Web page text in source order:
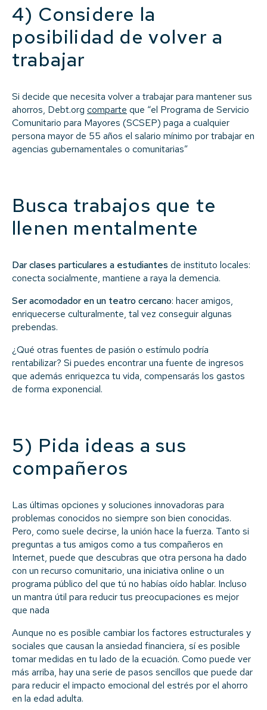
4) Considere la
posibilidad de volver a
trabajar
Si decide que necesita volver a trabajar para mantener sus
ahorros, Debt.org comparte que “el Programa de Servicio
Comunitario para Mayores (SCSEP) paga a cualquier
persona mayor de 55 años el salario mínimo por trabajar en
agencias gubernamentales o comunitarias”
Busca trabajos que te
llenen mentalmente
Dar clases particulares a estudiantes de instituto locales:
conecta socialmente, mantiene a raya la demencia.
Ser acomodador en un teatro cercano: hacer amigos,
enriquecerse culturalmente, tal vez conseguir algunas
prebendas.
¿Qué otras fuentes de pasión o estímulo podría
rentabilizar? Si puedes encontrar una fuente de ingresos
que además enriquezca tu vida, compensarás los gastos
de forma exponencial.
5) Pida ideas a sus
compañeros
Las últimas opciones y soluciones innovadoras para
problemas conocidos no siempre son bien conocidas.
Pero, como suele decirse, la unión hace la fuerza. Tanto si
preguntas a tus amigos como a tus compañeros en
Internet, puede que descubras que otra persona ha dado
con un recurso comunitario, una iniciativa online o un
programa público del que tú no habías oído hablar. Incluso
un mantra útil para reducir tus preocupaciones es mejor
que nada
Aunque no es posible cambiar los factores estructurales y
sociales que causan la ansiedad financiera, sí es posible
tomar medidas en tu lado de la ecuación. Como puede ver
más arriba, hay una serie de pasos sencillos que puede dar
para reducir el impacto emocional del estrés por el ahorro
en la edad adulta.